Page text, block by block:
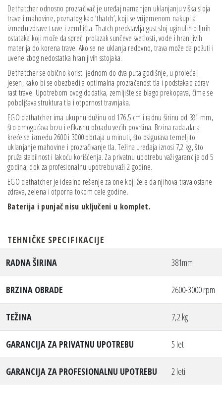
Dethatcher odnosno prozračivač je uređaj namenjen uklanjanju viška sloja
trave i mahovine, poznatog kao ‘thatch’, koji se vrijemenom nakuplja
između zdrave trave i zemljišta. Thatch predstavlja gust sloj uginulih biljnih
ostataka koji može da spreči prolazak sunčeve svetlosti, vode i hranljivih
materija do korena trave. Ako se ne uklanja redovno, trava može da požuti i
uvene zbog nedostatka hranljivih sstojaka.
Dethatcher se obično koristi jednom do dva puta godišnje, u proleće i
jesen, kako bi se obezbedila optimalna prozračenost tla i podstakao zdrav
rast trave. Upotrebom ovog dodatka, zemljište se blago prekopava, čime se
poboljšava struktura tla i otpornost travnjaka.
EGO dethatcher ima ukupnu dužinu od 176,5 cm i radnu širinu od 381 mm,
što omogućava brzu i efikasnu obradu većih površina. Brzina rada alata
kreće se između 2600 i 3000 obrtaja u minuti, što osigurava temeljito
uklanjanje mahovine i prozračivanje tla. Težina uređaja iznosi 7,2 kg, što
pruža stabilnost i lakoću korišćenja. Za privatnu upotrebu važi garancija od 5
godina, dok za profesionalnu upotrebu važi 2 godine.
EGO dethatcher je idealno rešenje za one koji žele da njihova trava ostane
zdrava, zelena i otporna tokom cele godine.
Baterija i punjač nisu uključeni u komplet.
TEHNIČKE SPECIFIKACIJE
RADNA ŠIRINA
381mm
BRZINA OBRADE 2600-3000 rpm
TEŽINA 7,2 kg
GARANCIJA ZA PRIVATNU UPOTREBU 5 let
GARANCIJA ZA PROFESIONALNU UPOTREBU 2 leti